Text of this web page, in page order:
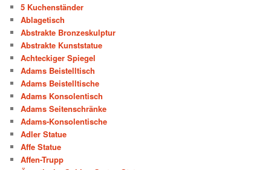
5 Kuchenständer
Ablagetisch
Abstrakte Bronzeskulptur
Abstrakte Kunststatue
Achteckiger Spiegel
Adams Beistelltisch
Adams Beistelltische
Adams Konsolentisch
Adams Seitenschränke
Adams-Konsolentische
Adler Statue
Affe Statue
Affen-Trupp